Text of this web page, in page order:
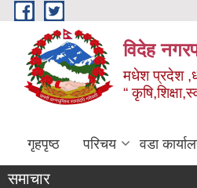
Skip to main content
विदेह
मधेश प्रदेश
“
गृहपृष्ठ परिचय वडा
समाचार